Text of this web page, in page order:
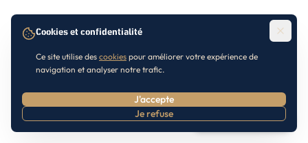
Prendre RDV
Cookies et confidentialité
Ce site utilise des cookies pour améliorer votre expérience de
navigation et analyser notre trafic.
J'accepte
Je refuse